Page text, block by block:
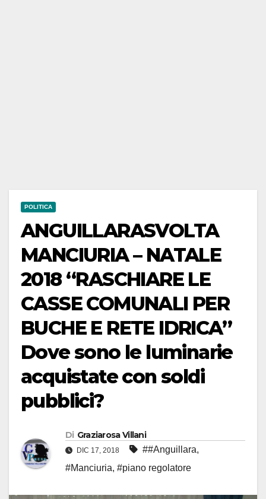
POLITICA
ANGUILLARASVOLTA
MANCIURIA – NATALE
2018 “RASCHIARE LE
CASSE COMUNALI PER
BUCHE E RETE IDRICA”
Dove sono le luminarie
acquistate con soldi
pubblici?
Di Graziarosa Villani
DIC 17, 2018 ##Anguillara,
#Manciuria, #piano regolatore